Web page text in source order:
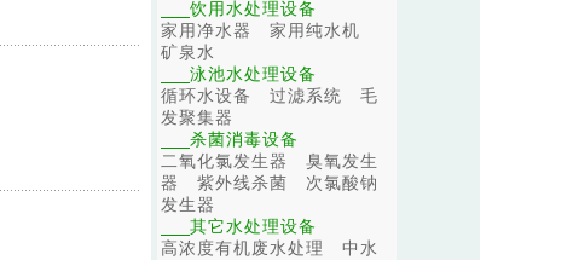
饮用水处理设备
家用净水器
家用纯水机
矿泉水
泳池水处理设备
循环水设备
过滤系统
毛
发聚集器
杀菌消毒设备
二氧化氯发生器
臭氧发生
器
紫外线杀菌
次氯酸钠
发生器
其它水处理设备
高浓度有机废水处理
中水